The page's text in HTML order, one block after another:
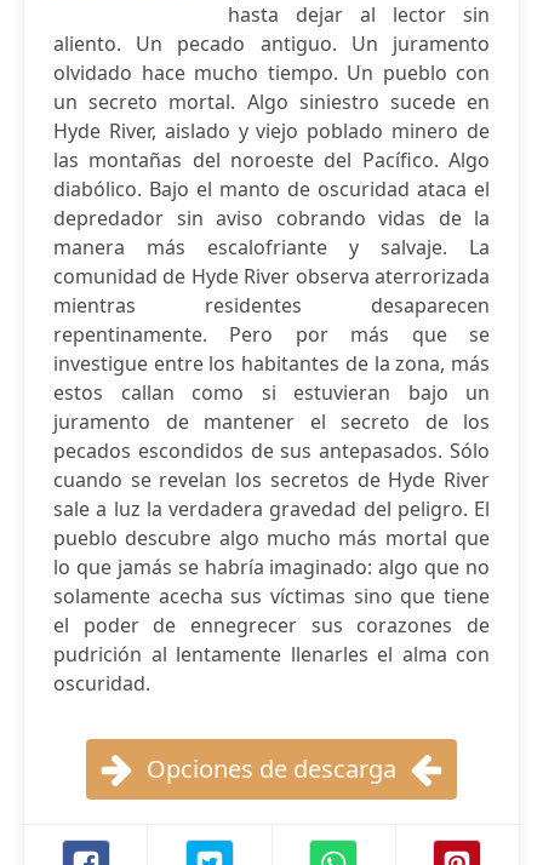
hasta dejar al lector sin
aliento. Un pecado antiguo. Un juramento
olvidado hace mucho tiempo. Un pueblo con
un secreto mortal. Algo siniestro sucede en
Hyde River, aislado y viejo poblado minero de
las montañas del noroeste del Pacífico. Algo
diabólico. Bajo el manto de oscuridad ataca el
depredador sin aviso cobrando vidas de la
manera más escalofriante y salvaje. La
comunidad de Hyde River observa aterrorizada
mientras residentes desaparecen
repentinamente. Pero por más que se
investigue entre los habitantes de la zona, más
estos callan como si estuvieran bajo un
juramento de mantener el secreto de los
pecados escondidos de sus antepasados. Sólo
cuando se revelan los secretos de Hyde River
sale a luz la verdadera gravedad del peligro. El
pueblo descubre algo mucho más mortal que
lo que jamás se habría imaginado: algo que no
solamente acecha sus víctimas sino que tiene
el poder de ennegrecer sus corazones de
pudrición al lentamente llenarles el alma con
oscuridad.
Opciones de descarga